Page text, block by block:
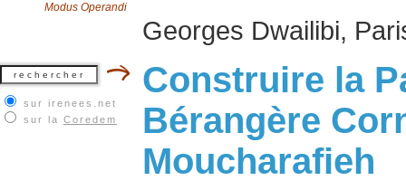
Modus Operandi
sur irenees.net
sur la Coredem
Georges Dwailibi,
Construire la
Bérangère
Moucharafieh